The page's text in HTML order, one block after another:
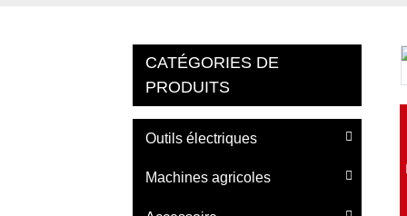
CATÉGORIES DE
PRODUITS
Outils électriques
Machines agricoles